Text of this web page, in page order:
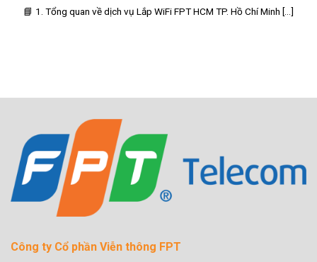
📘 1. Tổng quan về dịch vụ Lắp WiFi FPT HCM TP. Hồ Chí Minh [...]
Công ty Cổ phần Viễn thông FPT